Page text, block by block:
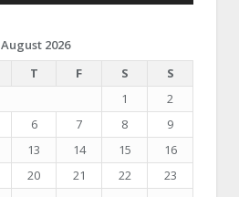
August 2026
T F S
S
1
2
6 7 8
9
13 14 15
16
20 21 22
23